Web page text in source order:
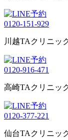
0120-151-929
川越TAクリニッ
0120-916-471
高崎TAクリニッ
0120-377-221
仙台TAクリニッ